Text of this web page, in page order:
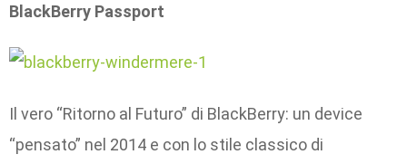
BlackBerry Passport
Il vero “Ritorno al Futuro” di BlackBerry: un device
“pensato” nel 2014 e con lo stile classico di